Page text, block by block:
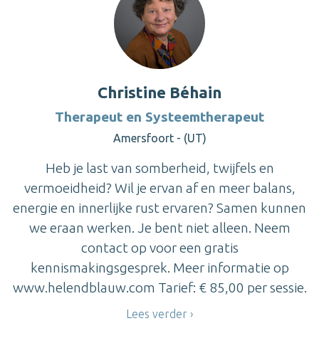
Christine Béhain
Therapeut en Systeemtherapeut
Amersfoort - (UT)
Heb je last van somberheid, twijfels en
vermoeidheid? Wil je ervan af en meer balans,
energie en innerlijke rust ervaren? Samen kunnen
we eraan werken. Je bent niet alleen. Neem
contact op voor een gratis
kennismakingsgesprek. Meer informatie op
www.helendblauw.com Tarief: € 85,00 per sessie.
Lees verder